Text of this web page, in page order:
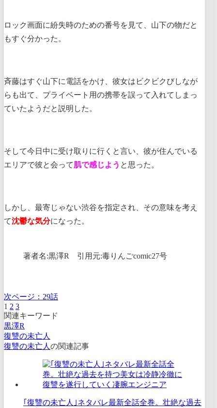
ロック画面に紛失時のための番号を見て、山下の物だと
もすぐ分かった。
斉藤はすぐ山下に電話をかけ、彼女はビクビクびしなが
らも出て、プライベート用の携帯を誤って入れてしまっ
ていたようだと説明した。
そして今日中に受け取りに行くと言い、彼が住んでいる
エリアで彼と会って肌で感じよう と思った。
しかし、最寄じゃない渋谷を指定され、その意味を考え
て沈鬱な気分になった。
著者名:黒澤R 引用元:毒りんごcomic27号
次ページ： 29話
1 2 3
関連キーワード
黒澤R
復讐の未亡人
復讐の未亡人 の関連記事
｢復讐の未亡人｣ネタバレ最新全話全巻。壮絶な過去